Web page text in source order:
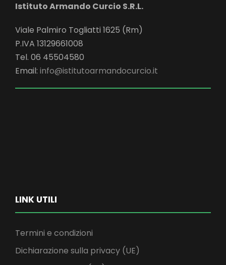
Istituto Armando Curcio S.R.L.
Viale Palmiro Togliatti 1625 (Rm)
P.IVA 13129661008
Tel. 06 45504580
Email: info@istitutoarmandocurcio.it
LINK UTILI
Termini e condizioni
Dichiarazione sulla privacy (UE)